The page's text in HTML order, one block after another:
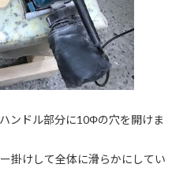
ンドル部分に10Φの穴を開けま
掛けして全体に滑らかにしてい